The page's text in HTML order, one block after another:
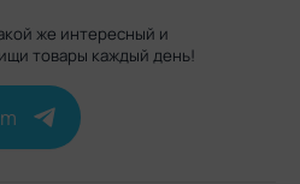
же интересный и
товары каждый день!